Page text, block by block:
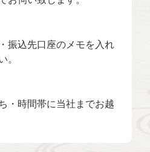
振込先口座のメモを入れ
。
・時間帯に当社までお越